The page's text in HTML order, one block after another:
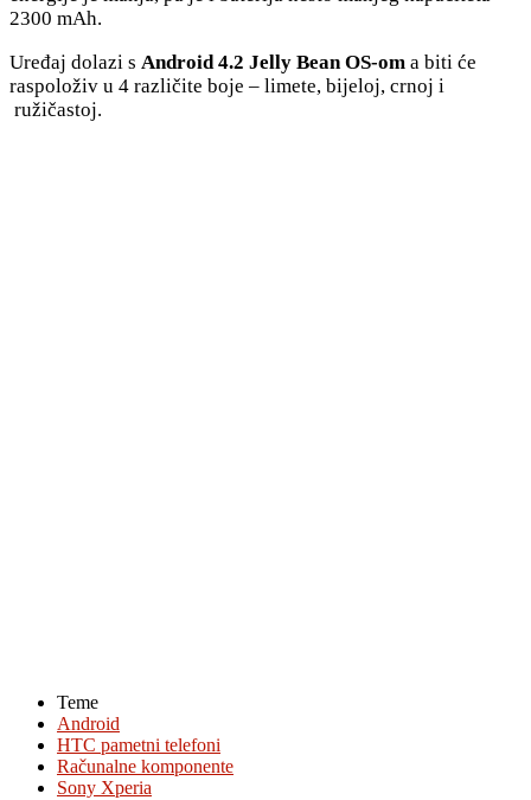
2300 mAh.
Uređaj dolazi s Android 4.2 Jelly Bean OS-om a biti će
raspoloživ u 4 različite boje – limete, bijeloj, crnoj i
ružičastoj.
Teme
Android
HTC pametni telefoni
Računalne komponente
Sony Xperia